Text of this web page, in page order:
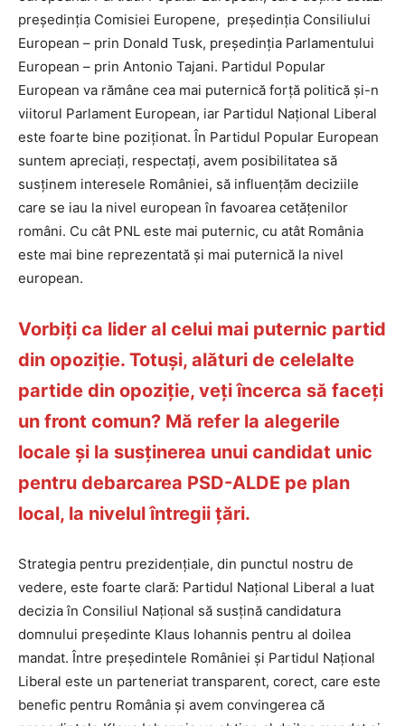
președinția Comisiei Europene, președinția Consiliului
European – prin Donald Tusk, președinția Parlamentului
European – prin Antonio Tajani. Partidul Popular
European va rămâne cea mai puternică forță politică și-n
viitorul Parlament European, iar Partidul Național Liberal
este foarte bine poziționat. În Partidul Popular European
suntem apreciați, respectați, avem posibilitatea să
susținem interesele României, să influențăm deciziile
care se iau la nivel european în favoarea cetățenilor
români. Cu cât PNL este mai puternic, cu atât România
este mai bine reprezentată și mai puternică la nivel
european.
Vorbiți ca lider al celui mai puternic partid
din opoziție. Totuși, alături de celelalte
partide din opoziție, veți încerca să faceți
un front comun? Mă refer la alegerile
locale și la susținerea unui candidat unic
pentru debarcarea PSD-ALDE pe plan
local, la nivelul întregii țări.
Strategia pentru prezidențiale, din punctul nostru de
vedere, este foarte clară: Partidul Național Liberal a luat
decizia în Consiliul Național să susțină candidatura
domnului președinte Klaus Iohannis pentru al doilea
mandat. Între președintele României și Partidul Național
Liberal este un parteneriat transparent, corect, care este
benefic pentru România și avem convingerea că